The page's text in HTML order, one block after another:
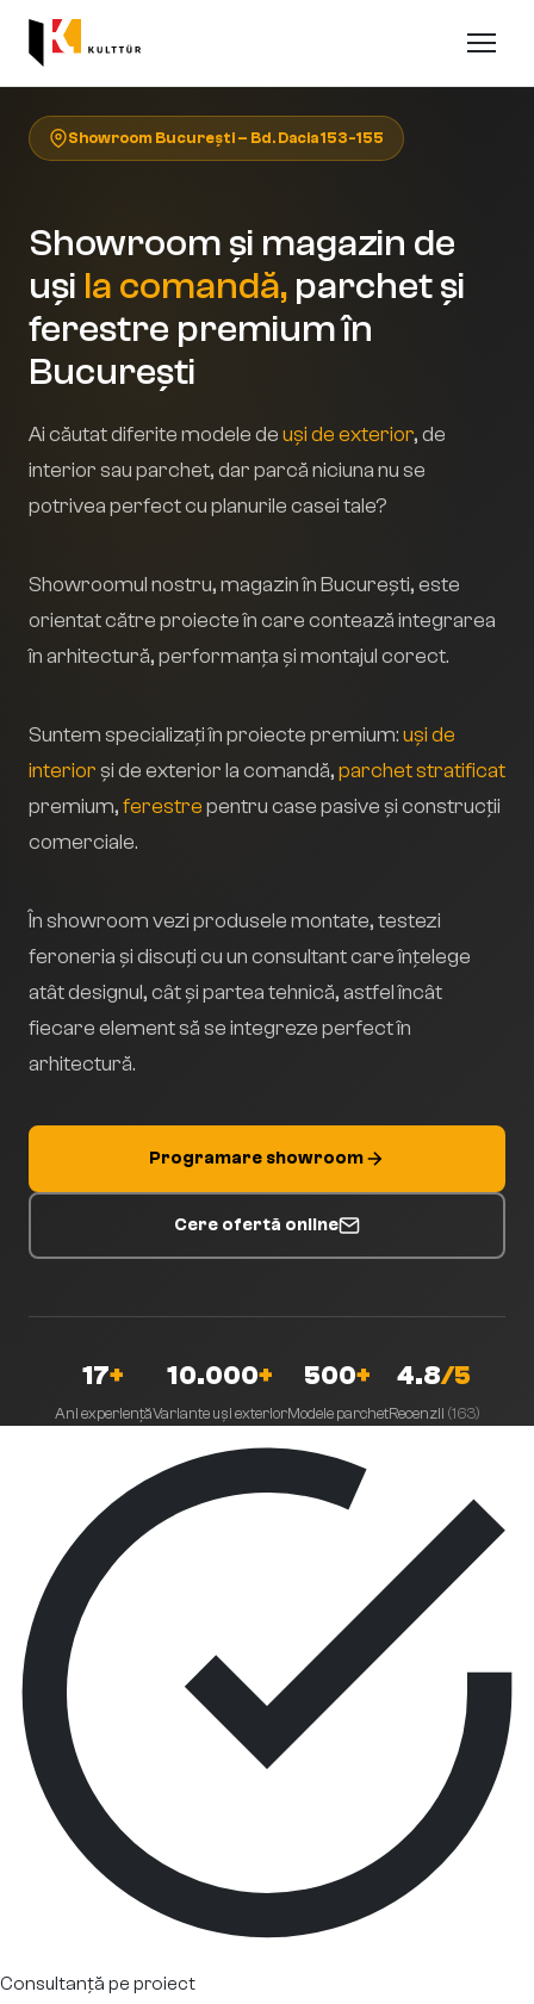
Showroom București – Bd. Dacia 153-155
Showroom și magazin de
uși la comandă, parchet și
ferestre premium în
București
Ai căutat diferite modele deuși de exterior, de
interior sau parchet, dar parcă niciuna nu se
potrivea perfect cu planurile casei tale?
Showroomul nostru, magazin în București, este
orientat către proiecte în care contează integrarea
în arhitectură, performanța și montajul corect.
Suntem specializați în proiecte premium:uși de
interiorși de exterior la comandă,parchet stratificat
premium,ferestrepentru case pasive și construcții
comerciale.
În showroom vezi produsele montate, testezi
feroneria și discuți cu un consultant care înțelege
atât designul, cât și partea tehnică, astfel încât
fiecare element să se integreze perfect în
arhitectură.
Programare showroom
Cere ofertă online
17+
Ani experiență
10.000+
Variante uși exterior
500+
Modele parchet
4.8/5
Recenzii (163)
Consultanță pe proiect